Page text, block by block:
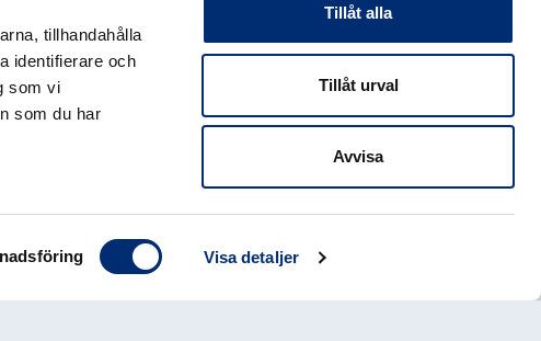
tillhandahålla
identifierare och
som vi
som du har
Visa detaljer
Tillåt alla
Tillåt urval
Avvisa